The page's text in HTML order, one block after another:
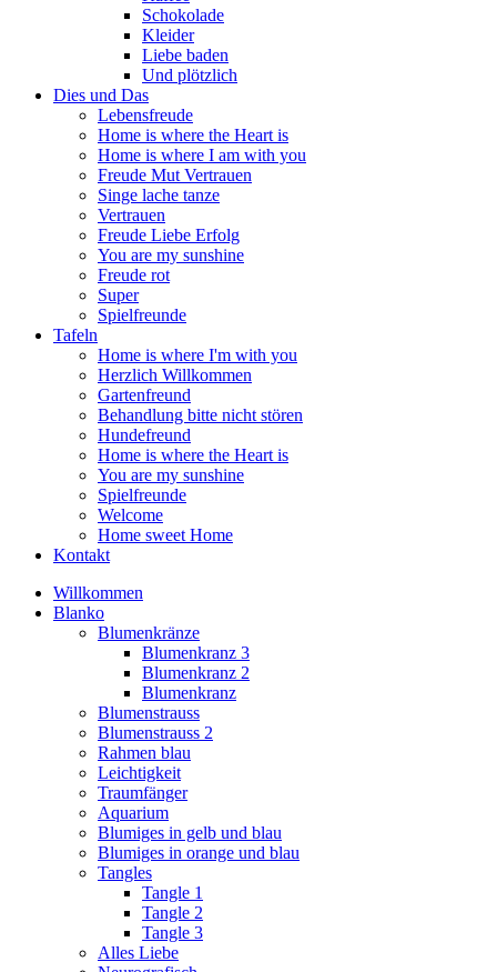
Schokolade
Kleider
Liebe baden
Und plötzlich
Dies und Das
Lebensfreude
Home is where the Heart is
Home is where I am with you
Freude Mut Vertrauen
Singe lache tanze
Vertrauen
Freude Liebe Erfolg
You are my sunshine
Freude rot
Super
Spielfreunde
Tafeln
Home is where I'm with you
Herzlich Willkommen
Gartenfreund
Behandlung bitte nicht stören
Hundefreund
Home is where the Heart is
You are my sunshine
Spielfreunde
Welcome
Home sweet Home
Kontakt
Willkommen
Blanko
Blumenkränze
Blumenkranz 3
Blumenkranz 2
Blumenkranz
Blumenstrauss
Blumenstrauss 2
Rahmen blau
Leichtigkeit
Traumfänger
Aquarium
Blumiges in gelb und blau
Blumiges in orange und blau
Tangles
Tangle 1
Tangle 2
Tangle 3
Alles Liebe